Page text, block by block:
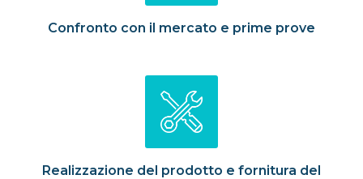
Confronto con il mercato e prime prove
Realizzazione del prodotto e fornitura del